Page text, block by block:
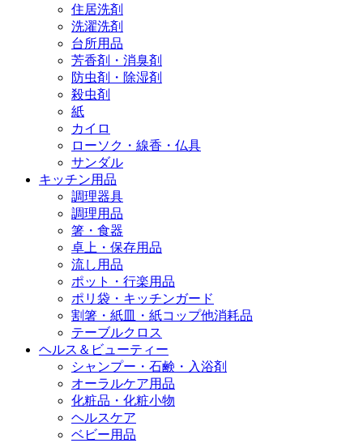
住居洗剤
洗濯洗剤
台所用品
芳香剤・消臭剤
防虫剤・除湿剤
殺虫剤
紙
カイロ
ローソク・線香・仏具
サンダル
キッチン用品
調理器具
調理用品
箸・食器
卓上・保存用品
流し用品
ポット・行楽用品
ポリ袋・キッチンガード
割箸・紙皿・紙コップ他消耗品
テーブルクロス
ヘルス＆ビューティー
シャンプー・石鹸・入浴剤
オーラルケア用品
化粧品・化粧小物
ヘルスケア
ベビー用品